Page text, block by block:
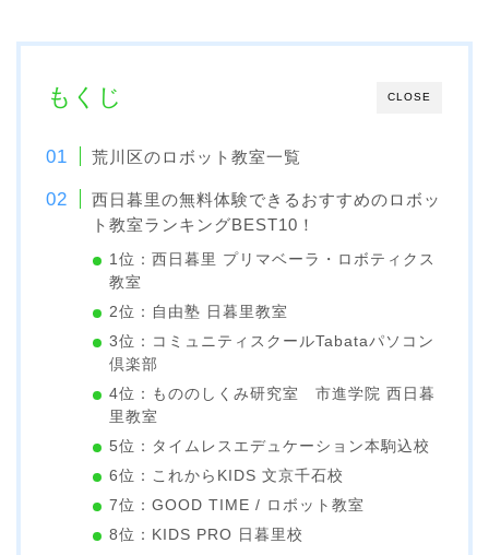
CLOSE
もくじ
荒川区のロボット教室一覧
西日暮里の無料体験できるおすすめのロボッ
ト教室ランキングBEST10！
1位：西日暮里 プリマベーラ・ロボティクス
教室
2位：自由塾 日暮里教室
3位：コミュニティスクールTabataパソコン
倶楽部
4位：もののしくみ研究室 市進学院 西日暮
里教室
5位：タイムレスエデュケーション本駒込校
6位：これからKIDS 文京千石校
7位：GOOD TIME / ロボット教室
8位：KIDS PRO 日暮里校